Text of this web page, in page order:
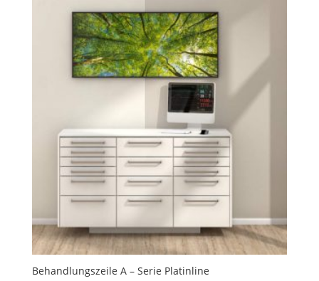
Behandlungszeile A – Serie Platinline